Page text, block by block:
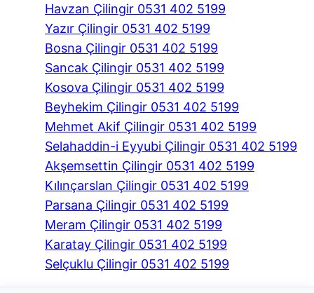
Havzan Çilingir 0531 402 5199
Yazır Çilingir 0531 402 5199
Bosna Çilingir 0531 402 5199
Sancak Çilingir 0531 402 5199
Kosova Çilingir 0531 402 5199
Beyhekim Çilingir 0531 402 5199
Mehmet Akif Çilingir 0531 402 5199
Selahaddin-i Eyyubi Çilingir 0531 402 5199
Akşemsettin Çilingir 0531 402 5199
Kılınçarslan Çilingir 0531 402 5199
Parsana Çilingir 0531 402 5199
Meram Çilingir 0531 402 5199
Karatay Çilingir 0531 402 5199
Selçuklu Çilingir 0531 402 5199